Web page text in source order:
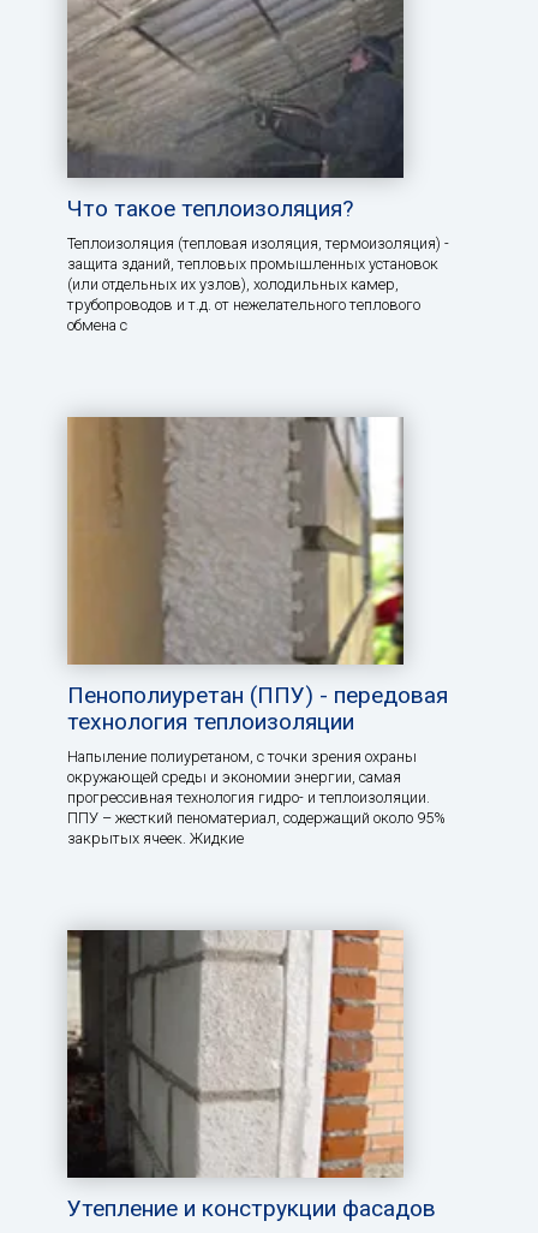
Что такое теплоизоляция?
Теплоизоляция (тепловая изоляция, термоизоляция) -
защита зданий, тепловых промышленных установок
(или отдельных их узлов), холодильных камер,
трубопроводов и т.д. от нежелательного теплового
обмена с
Пенополиуретан (ППУ) - передовая
технология теплоизоляции
Напыление полиуретаном, с точки зрения охраны
окружающей среды и экономии энергии, самая
прогрессивная технология гидро- и теплоизоляции.
ППУ – жесткий пеноматериал, содержащий около 95%
закрытых ячеек. Жидкие
Утепление и конструкции фасадов